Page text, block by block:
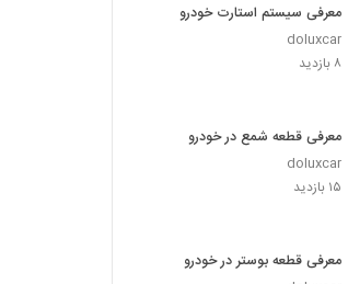
معرفی سیستم استارت خودرو
doluxcar
۸ بازدید
معرفی قطعه شمع در خودرو
doluxcar
۱۵ بازدید
معرفی قطعه بوستر در خودرو